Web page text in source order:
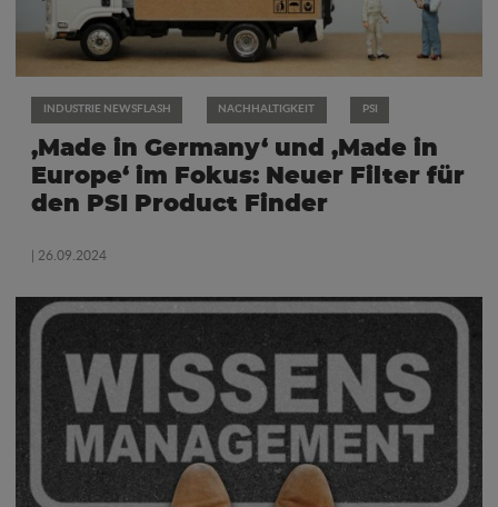
INDUSTRIE NEWSFLASH NACHHALTIGKEIT PSI
‚Made in Germany‘ und ‚Made in
Europe‘ im Fokus: Neuer Filter für
den PSI Product Finder
| 26.09.2024